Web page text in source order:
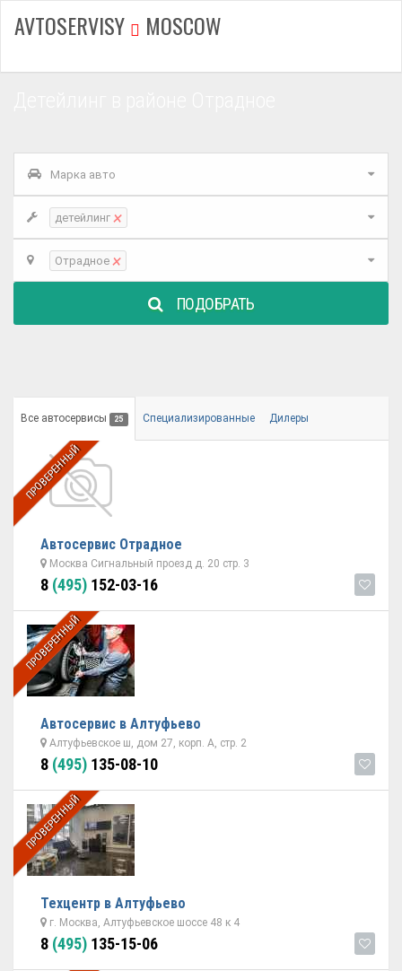
AVTOSERVISY MOSCOW
Марка авто
детейлинг ×
Отрадное ×
ПОДОБРАТЬ
Все автосервисы 25 Специализированные Дилеры
ПРОВЕРЕННЫЙ
Автосервис Отрадное
Москва Сигнальный проезд д. 20 стр. 3
8 (495) 152-03-16
ПРОВЕРЕННЫЙ
Автосервис в Алтуфьево
Алтуфьевское ш, дом 27, корп. А, стр. 2
8 (495) 135-08-10
ПРОВЕРЕННЫЙ
Техцентр в Алтуфьево
г. Москва, Алтуфьевское шоссе 48 к 4
8 (495) 135-15-06